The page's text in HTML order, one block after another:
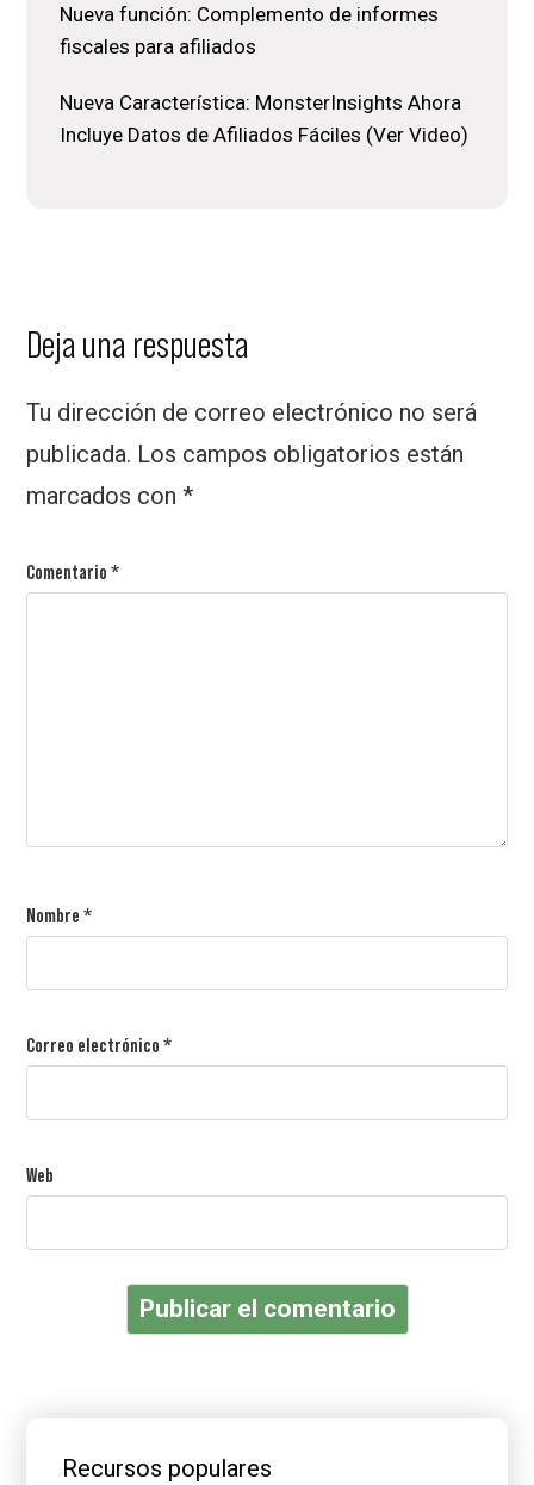
Nueva función: Complemento de informes
fiscales para afiliados
Nueva Característica: MonsterInsights Ahora
Incluye Datos de Afiliados Fáciles (Ver Video)
Interacciones
los
lectores
Deja una respuesta
Tu dirección de correo electrónico no será
publicada. Los campos obligatorios están
marcados con*
Comentario*
Nombre*
Correo electrónico*
Web
lateral
Recursos populares